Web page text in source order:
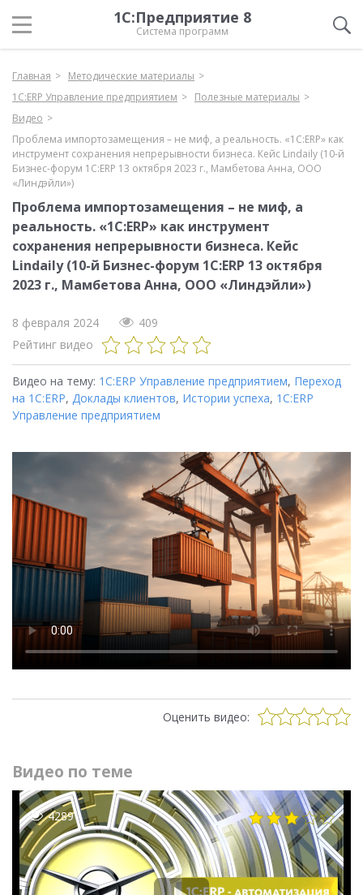
1С:Предприятие 8
Система программ
Главная
Методические материалы
1С:ERP Управление предприятием
Полезные материалы
Видео
Проблема импортозамещения – не миф, а реальность. «1С:ERP» как
инструмент сохранения непрерывности бизнеса. Кейс Lindaily (10-й
Бизнес-форум 1С:ERP 13 октября 2023 г., Мамбетова Анна, ООО
«Линдэйли»)
Проблема импортозамещения – не миф, а
реальность. «1С:ERP» как инструмент
сохранения непрерывности бизнеса. Кейс
Lindaily (10-й Бизнес-форум 1С:ERP 13 октября
2023 г., Мамбетова Анна, ООО «Линдэйли»)
8 февраля 2024
409
Рейтинг видео
Видео на тему: 1С:ERP Управление предприятием, Переход
на 1C:ERP, Доклады клиентов, Истории успеха, 1С:ERP
Управление предприятием
Оценить видео:
Видео по теме
4289